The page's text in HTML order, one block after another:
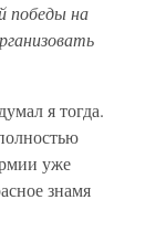
победы на
я тогда.
уже
знамя